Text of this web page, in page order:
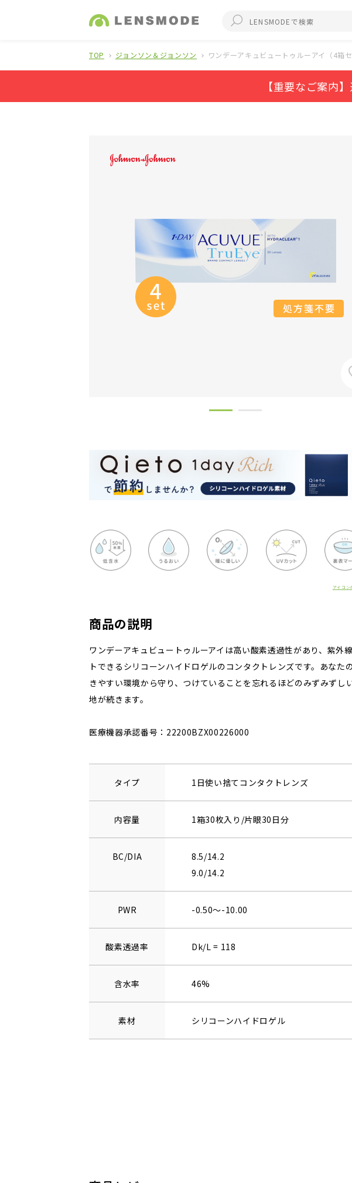
TOP ジョンソン＆ジョンソン ワンデーアキュビュートゥルーアイ（4箱セ
【重要なご案内
アイコン
商品の説明
ワンデーアキュビュートゥルーアイは高い酸素透過性があり、紫外
トできるシリコーンハイドロゲルのコンタクトレンズです。あなた
きやすい環境から守り、つけていることを忘れるほどのみずみずし
地が続きます。
医療機器承認番号：22200BZX00226000
タイプ 1日使い捨てコンタクトレンズ
内容量 1箱30枚入り/片眼30日分
BC/DIA
8.5/14.2
9.0/14.2
PWR -0.50～-10.00
酸素透過率 Dk/L = 118
含水率 46%
素材 シリコーンハイドロゲル